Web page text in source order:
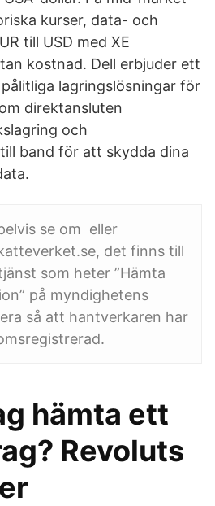
kurser, data- och
till USD med XE
kostnad. Dell erbjuder ett
lagringslösningar för
direktansluten
och
band för att skydda dina
se om eller
det finns till
som heter ”Hämta
på myndighetens
så att hantverkaren har
hämta ett
Revoluts